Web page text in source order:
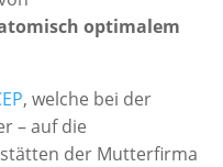
optimalem
, welche bei der
– auf die
der Mutterfirma